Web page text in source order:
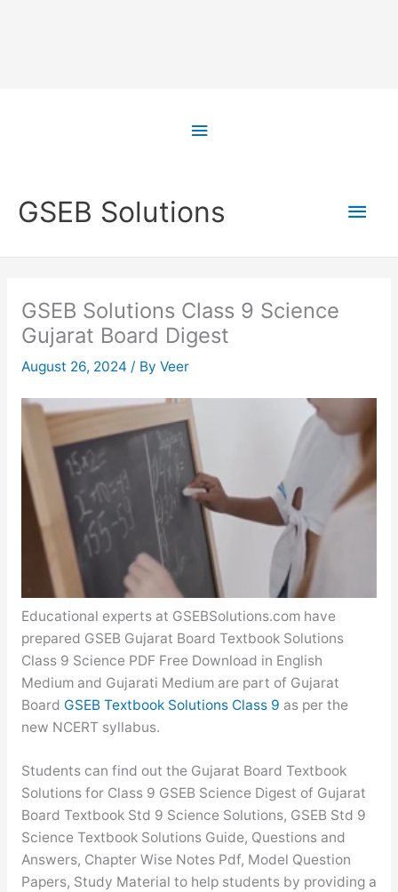
Above
GSEB Solutions
Main
GSEB Solutions Class 9 Science
Gujarat Board Digest
August 26, 2024 / By Veer
Educational experts at GSEBSolutions.com have
prepared GSEB Gujarat Board Textbook Solutions
Class 9 Science PDF Free Download in English
Medium and Gujarati Medium are part of Gujarat
Board GSEB Textbook Solutions Class 9 as per the
new NCERT syllabus.
Students can find out the Gujarat Board Textbook
Solutions for Class 9 GSEB Science Digest of Gujarat
Board Textbook Std 9 Science Solutions, GSEB Std 9
Science Textbook Solutions Guide, Questions and
Answers, Chapter Wise Notes Pdf, Model Question
Papers, Study Material to help students by providing a